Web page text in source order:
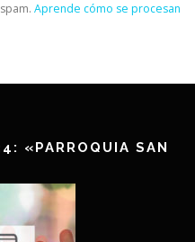
Aprende cómo se procesan
«PARROQUIA SAN